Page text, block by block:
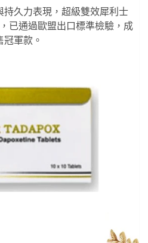
久力表現， 超級雙效犀利士
已通過歐盟出口標準檢驗，成
軍款。